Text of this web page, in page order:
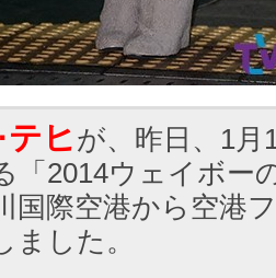
テヒが、昨日、1月
「2014ウェイボー
国際空港から空港
ました。